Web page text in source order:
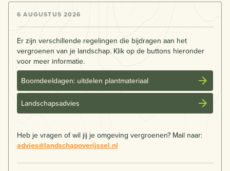
6 AUGUSTUS 2026
Er zijn verschillende regelingen die bijdragen aan het
vergroenen van je landschap. Klik op de buttons hieronder
voor meer informatie.
Boomdeeldagen: uitdelen plantmateriaal
Landschapsadvies
Heb je vragen of wil jij je omgeving vergroenen? Mail naar:
advies@landschapoverijssel.nl